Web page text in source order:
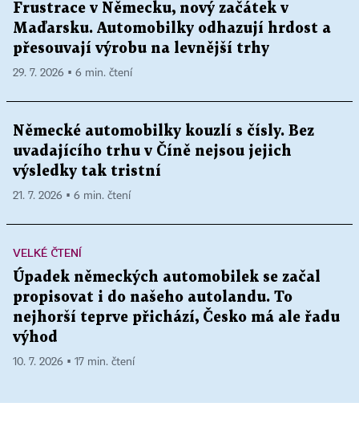
Frustrace v Německu, nový začátek v
Maďarsku. Automobilky odhazují hrdost a
přesouvají výrobu na levnější trhy
29. 7. 2026 ▪ 6 min. čtení
Německé automobilky kouzlí s čísly. Bez
uvadajícího trhu v Číně nejsou jejich
výsledky tak tristní
21. 7. 2026 ▪ 6 min. čtení
VELKÉ ČTENÍ
Úpadek německých automobilek se začal
propisovat i do našeho autolandu. To
nejhorší teprve přichází, Česko má ale řadu
výhod
10. 7. 2026 ▪ 17 min. čtení